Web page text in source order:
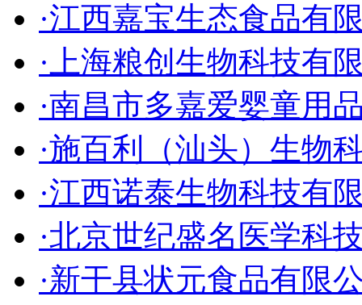
·江西嘉宝生态食品有
·上海粮创生物科技有
·南昌市多嘉爱婴童用
·施百利（汕头）生物
·江西诺泰生物科技有
·北京世纪盛名医学科
·新干县状元食品有限